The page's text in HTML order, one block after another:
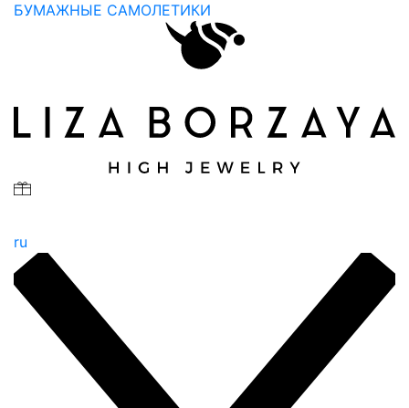
БУМАЖНЫЕ САМОЛЕТИКИ
ru